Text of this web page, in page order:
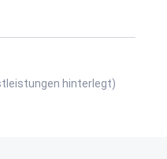
hinterlegt)